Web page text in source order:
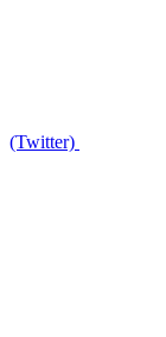
(Twitter)